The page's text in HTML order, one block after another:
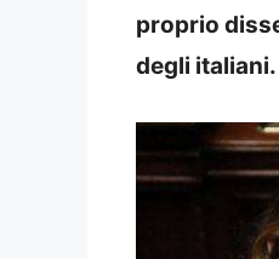
proprio
degli italiani.